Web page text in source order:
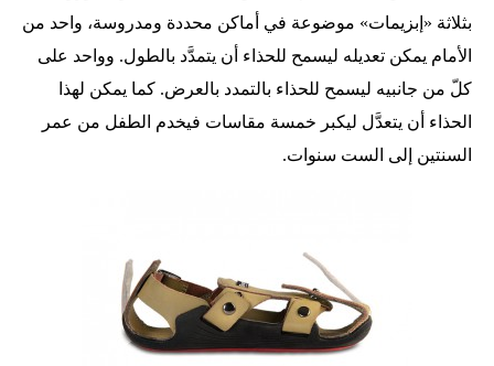
بثلاثة «إبزيمات» موضوعة في أماكن محددة ومدروسة، واحد من
الأمام يمكن تعديله ليسمح للحذاء أن يتمدَّد بالطول. وواحد على
كلّ من جانبيه ليسمح للحذاء بالتمدد بالعرض. كما يمكن لهذا
الحذاء أن يتعدَّل ليكبر خمسة مقاسات فيخدم الطفل من عمر
السنتين إلى الست سنوات.